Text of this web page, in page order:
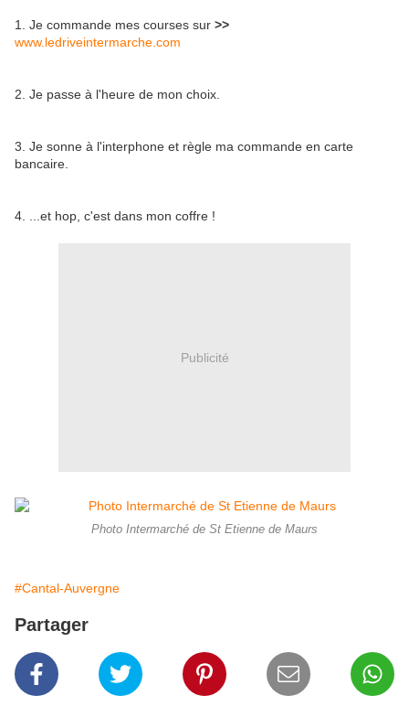
1. Je commande mes courses sur >>
www.ledriveintermarche.com
2. Je passe à l'heure de mon choix.
3. Je sonne à l'interphone et règle ma commande en carte
bancaire.
4. ...et hop, c'est dans mon coffre !
Publicité
Photo Intermarché de St Etienne de Maurs
#Cantal-Auvergne
Partager